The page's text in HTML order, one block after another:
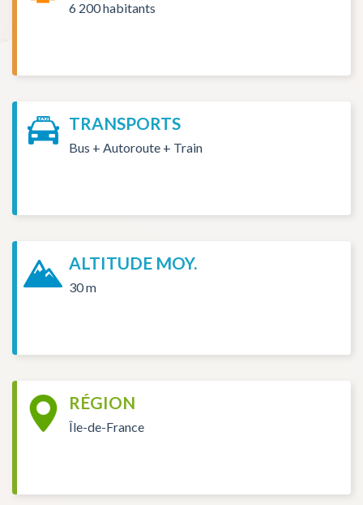
6 200 habitants
TRANSPORTS
Bus + Autoroute + Train
ALTITUDE MOY.
30 m
RÉGION
Île-de-France